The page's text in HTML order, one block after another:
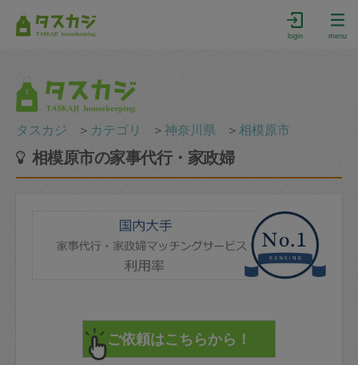
login menu
タスカジ ＞ カテゴリ ＞神奈川県 ＞相模原市
相模原市の家事代行・家政婦